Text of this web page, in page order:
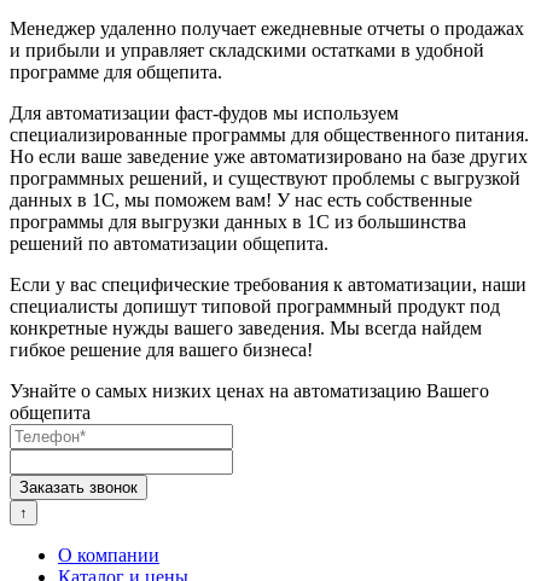
Менеджер удаленно получает ежедневные отчеты о продажах
и прибыли и управляет складскими остатками в удобной
программе для общепита.
Для автоматизации фаст-фудов мы используем
специализированные программы для общественного питания.
Но если ваше заведение уже автоматизировано на базе других
программных решений, и существуют проблемы с выгрузкой
данных в 1С, мы поможем вам! У нас есть собственные
программы для выгрузки данных в 1С из большинства
решений по автоматизации общепита.
Если у вас специфические требования к автоматизации, наши
специалисты допишут типовой программный продукт под
конкретные нужды вашего заведения. Мы всегда найдем
гибкое решение для вашего бизнеса!
Узнайте о самых низких ценах на автоматизацию Вашего
общепита
↑
О компании